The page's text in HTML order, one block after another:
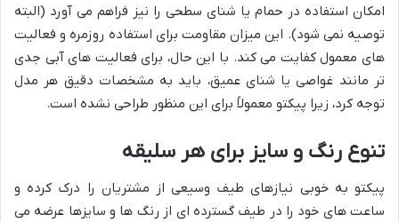
امکان استفاده در حمام یا شنای سطحی را نیز فراهم می آورد (البته
توصیه نمی شود). این میزان مقاومت برای استفاده روزمره و فعالیت
های معمول کفایت می کند. با این حال، برای فعالیت های آبی جدی
تر مانند غواصی یا شنای عمیق، باید به مشخصات دقیق هر مدل
توجه کرد، زیرا پیکتو معمولاً برای این منظور طراحی نشده است.
تنوع رنگ و سایز برای هر سلیقه
پیکتو به خوبی نیازهای طیف وسیعی از مشتریان را درک کرده و
ساعت های خود را در طیف گسترده ای از رنگ ها و سایزها عرضه می